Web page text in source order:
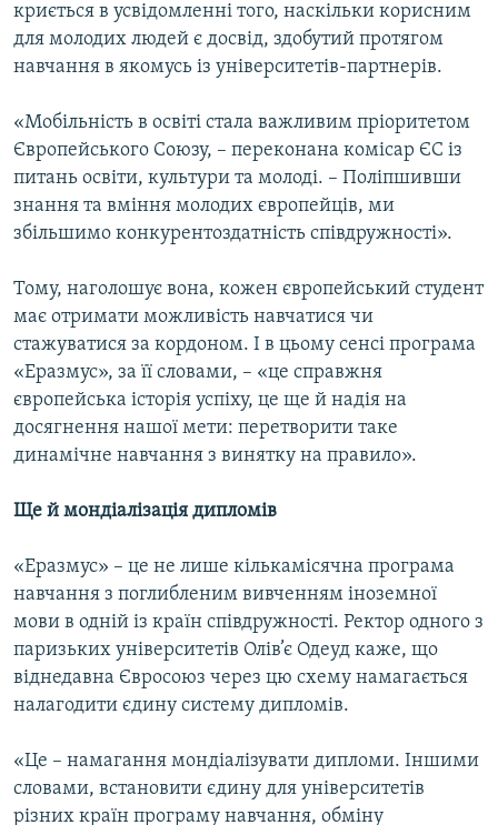
криється в усвідомленні того, наскільки корисним
для молодих людей є досвід, здобутий протягом
навчання в якомусь із університетів-партнерів.
«Мобільність в освіті стала важливим пріоритетом
Європейського Союзу, – переконана комісар ЄС із
питань освіти, культури та молоді. – Поліпшивши
знання та вміння молодих європейців, ми
збільшимо конкурентоздатність співдружності».
Тому, наголошує вона, кожен європейський студент
має отримати можливість навчатися чи
стажуватися за кордоном. І в цьому сенсі програма
«Еразмус», за її словами, – «це справжня
європейська історія успіху, це ще й надія на
досягнення нашої мети: перетворити таке
динамічне навчання з винятку на правило».
Ще й мондіалізація дипломів
«Еразмус» – це не лише кількамісячна програма
навчання з поглибленим вивченням іноземної
мови в одній із країн співдружності. Ректор одного з
паризьких університетів Олів’є Одеуд каже, що
віднедавна Євросоюз через цю схему намагається
налагодити єдину систему дипломів.
«Це – намагання мондіалізувати дипломи. Іншими
словами, встановити єдину для університетів
різних країн програму навчання, обміну